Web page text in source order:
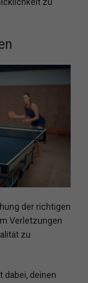
der richtigen
Verletzungen
zu
dabei, deinen